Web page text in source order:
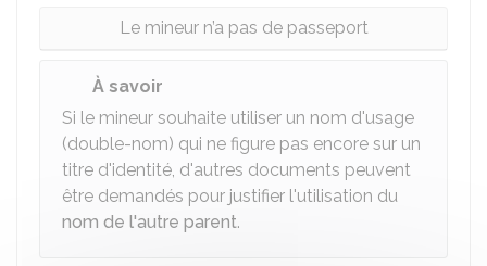
Le mineur n’a pas de passeport
À savoir
Si le mineur souhaite utiliser un nom d'usage
(double-nom) qui ne figure pas encore sur un
titre d'identité, d'autres documents peuvent
être demandés pour justifier l'utilisation du
nom de l'autre parent.